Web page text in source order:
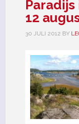
Paradijs
12
30 JULI 2012 BY